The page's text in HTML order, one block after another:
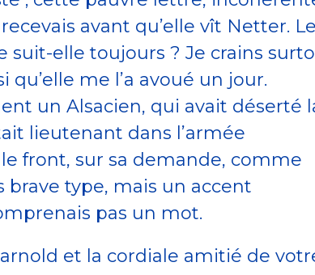
avant qu’elle vît Netter.
elle toujours ? Je crains
me l’a avoué un jour.
un Alsacien, qui avait déserté
lieutenant dans l’armée
le front, sur sa demande, comme
brave type, mais un accent
pas un mot.
et la cordiale amitié de